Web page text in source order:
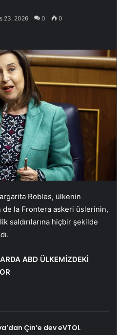
23, 2026 0 0
Robles, ülkenin
la Frontera askeri üslerinin,
saldırılarına hiçbir şekilde
ABD ÜLKEMİZDEKİ
Çin’e dev eVTOL